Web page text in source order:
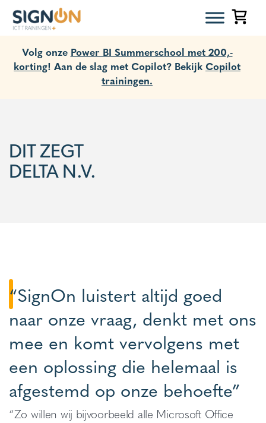
Volg onze Power BI Summerschool met 200,-
korting! Aan de slag met Copilot? Bekijk Copilot
trainingen.
DIT ZEGT
DELTA N.V.
“SignOn luistert altijd goed
naar onze vraag, denkt met ons
mee en komt vervolgens met
een oplossing die helemaal is
afgestemd op onze behoefte”
“Zo willen wij bijvoorbeeld alle Microsoft Office